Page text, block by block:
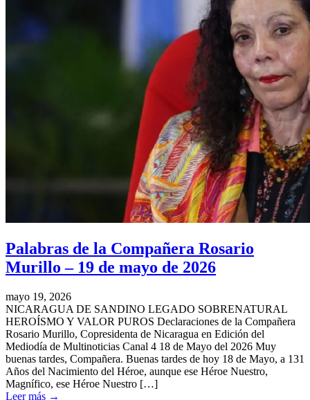
Palabras de la Compañera Rosario
Murillo – 19 de mayo de 2026
mayo 19, 2026
NICARAGUA DE SANDINO LEGADO SOBRENATURAL
HEROÍSMO Y VALOR PUROS Declaraciones de la Compañera
Rosario Murillo, Copresidenta de Nicaragua en Edición del
Mediodía de Multinoticias Canal 4 18 de Mayo del 2026 Muy
buenas tardes, Compañera. Buenas tardes de hoy 18 de Mayo, a 131
Años del Nacimiento del Héroe, aunque ese Héroe Nuestro,
Magnífico, ese Héroe Nuestro […]
Leer más →